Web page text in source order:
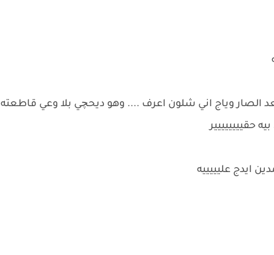
الصار وياج اني شلون اعرف .... وهو ديحچي بلا وعي قاطعته
حقيييييييير
ايدج عليييييه